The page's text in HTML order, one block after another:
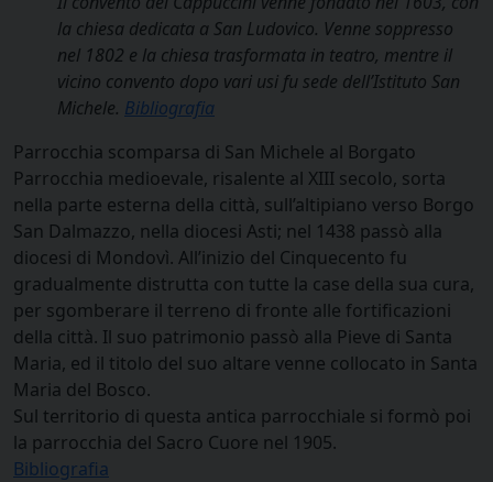
la chiesa dedicata a San Ludovico. Venne soppresso
nel 1802 e la chiesa trasformata in teatro, mentre il
vicino convento dopo vari usi fu sede dell’Istituto San
Michele. Bibliografia
Parrocchia scomparsa di San Michele al Borgato
Parrocchia medioevale, risalente al XIII secolo, sorta
nella parte esterna della città, sull’altipiano verso Borgo
San Dalmazzo, nella diocesi Asti; nel 1438 passò alla
diocesi di Mondovì. All’inizio del Cinquecento fu
gradualmente distrutta con tutte la case della sua cura,
per sgomberare il terreno di fronte alle fortificazioni
della città. Il suo patrimonio passò alla Pieve di Santa
Maria, ed il titolo del suo altare venne collocato in Santa
Maria del Bosco.
Sul territorio di questa antica parrocchiale si formò poi
la parrocchia del Sacro Cuore nel 1905.
Bibliografia